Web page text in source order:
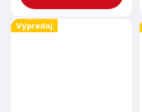
Výpredaj